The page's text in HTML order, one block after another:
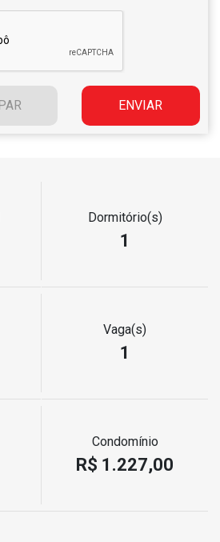
Dormitório(s)
1
Vaga(s)
1
Condomínio
R$ 1.227,00